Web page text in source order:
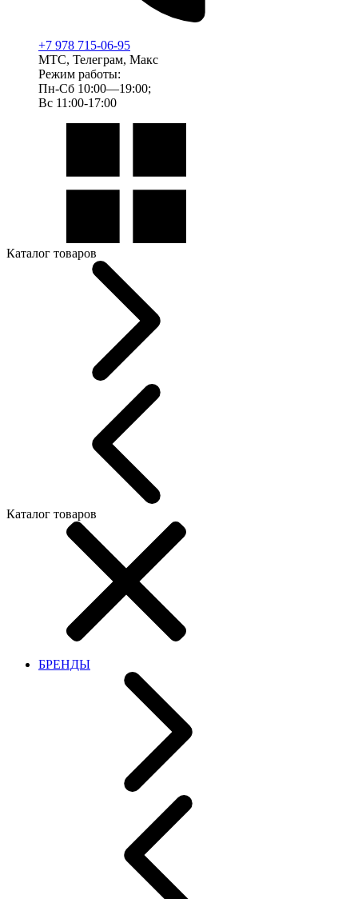
+7 978 715-06-95
МТС, Телеграм, Макс
Режим работы:
Пн-Сб 10:00—19:00;
Вс 11:00-17:00
Каталог товаров
Каталог товаров
БРЕНДЫ